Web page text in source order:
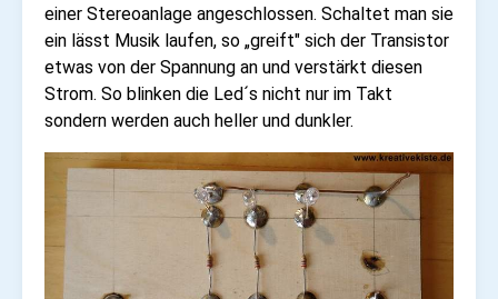
einer Stereoanlage angeschlossen. Schaltet man sie
ein lässt Musik laufen, so „greift" sich der Transistor
etwas von der Spannung an und verstärkt diesen
Strom. So blinken die Led´s nicht nur im Takt
sondern werden auch heller und dunkler.